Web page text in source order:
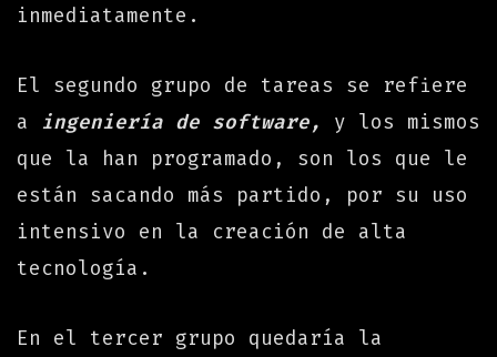
inmediatamente.
El segundo grupo de tareas se refiere
a ingeniería de software, y los mismos
que la han programado, son los que le
están sacando más partido, por su uso
intensivo en la creación de alta
tecnología.
En el tercer grupo quedaría la